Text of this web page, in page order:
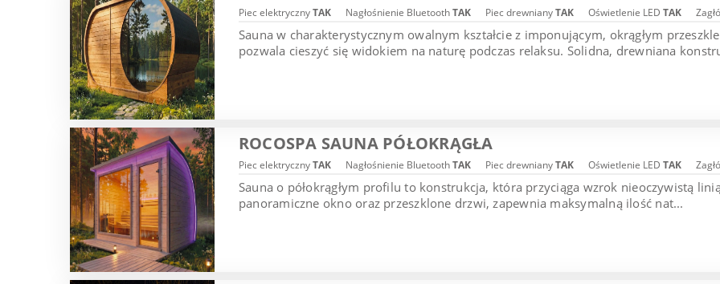
Piec elektrycznyTAK Nagłośnienie BluetoothTAK Piec drewnianyTAK Oświetlenie LED TAK
Sauna w charakterystycznym owalnym kształcie z imponującym, okrągłym
pozwala cieszyć się widokiem na naturę podczas relaksu. Solidna, drewniana
ROCOSPA SAUNA PÓŁOKRĄGŁA
Piec elektrycznyTAK Nagłośnienie BluetoothTAK Piec drewnianyTAK Oświetlenie LED TAK
Sauna o półokrągłym profilu to konstrukcja, która przyciąga wzrok nieoczywistą
panoramiczne okno oraz przeszklone drzwi, zapewnia maksymalną ilość nat...